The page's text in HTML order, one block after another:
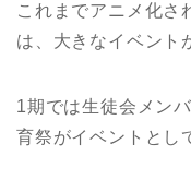
これまでアニメ化さ
は、大きなイベント
1期では生徒会メン
育祭がイベントとし